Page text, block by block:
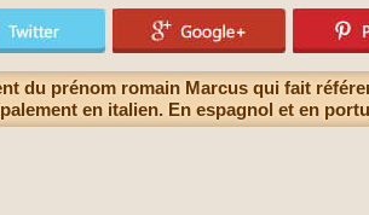
du prénom romain Marcus qui fait
en italien. En espagnol et en